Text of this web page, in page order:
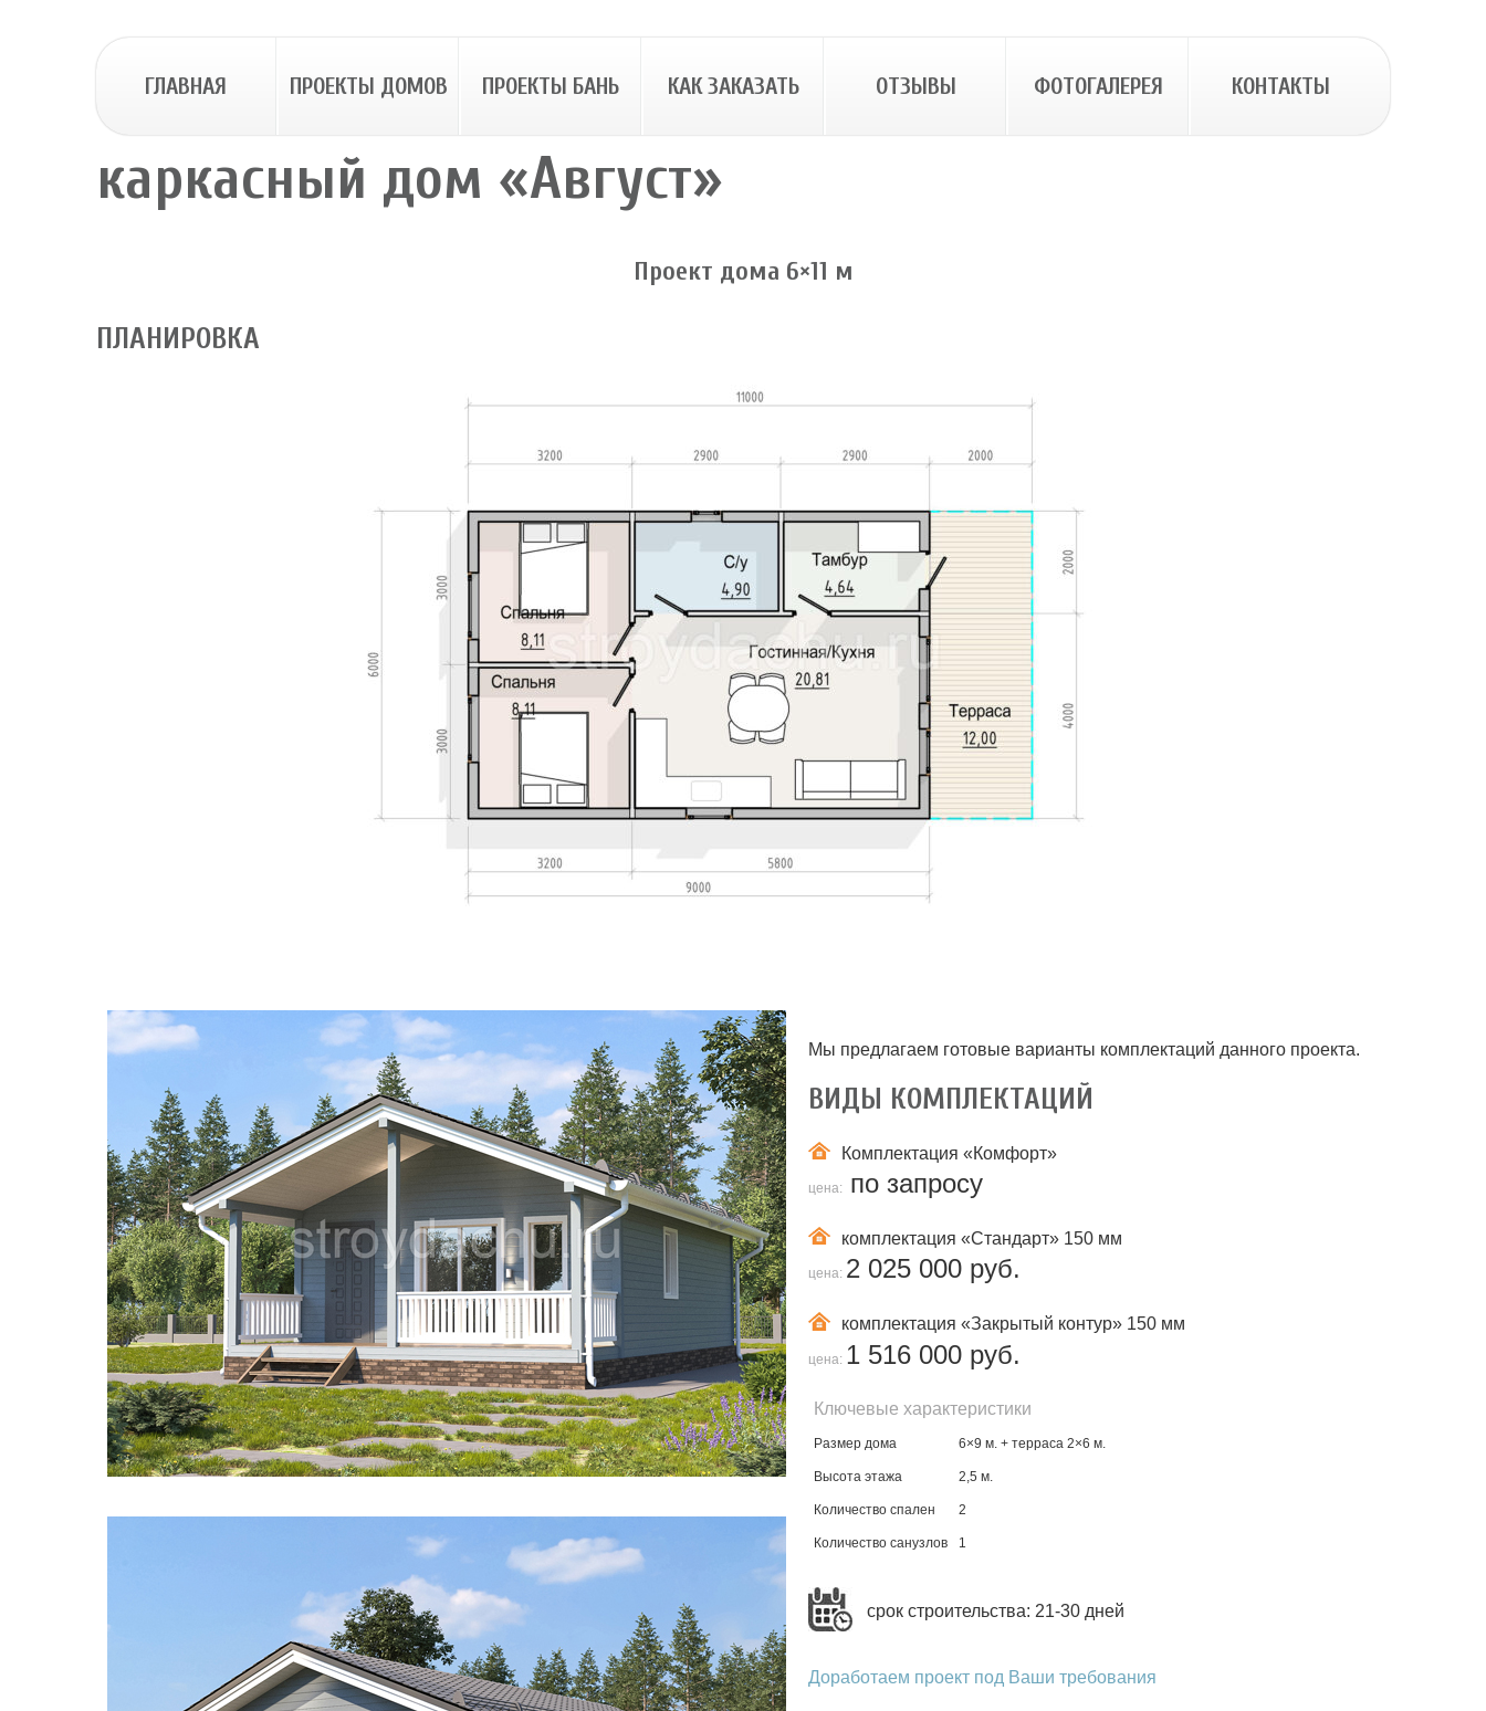
ГЛАВНАЯ ПРОЕКТЫ ДОМОВ ПРОЕКТЫ БАНЬ КАК ЗАКАЗАТЬ ОТЗЫВЫ ФОТОГАЛЕРЕЯ КОНТАКТЫ
каркасный дом «Август»
Проект дома 6×11 м
ПЛАНИРОВКА
Мы предлагаем готовые варианты комплектаций данного проекта.
ВИДЫ КОМПЛЕКТАЦИЙ
Комплектация «Комфорт»
цена: по запросу
комплектация «Стандарт» 150 мм
цена: 2 025 000 руб.
комплектация «Закрытый контур» 150 мм
цена: 1 516 000 руб.
Ключевые характеристики
Размер дома 6×9 м. + терраса 2×6 м.
Высота этажа 2,5 м.
Количество спален 2
Количество санузлов 1
срок строительства: 21-30 дней
Доработаем проект под Ваши требования